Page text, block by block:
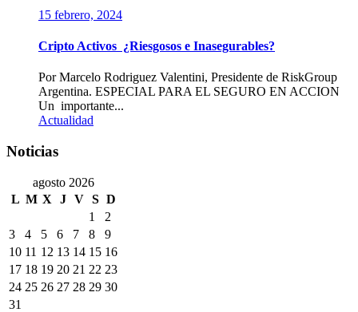
15 febrero, 2024
Cripto Activos ¿Riesgosos e Inasegurables?
Por Marcelo Rodriguez Valentini, Presidente de RiskGroup
Argentina. ESPECIAL PARA EL SEGURO EN ACCION
Un importante...
Actualidad
Noticias
agosto 2026
L M X J V S D
1
2
3
4 5 6 7 8
9
10 11 12 13 14 15 16
17 18 19 20 21 22 23
24 25 26 27 28 29 30
31